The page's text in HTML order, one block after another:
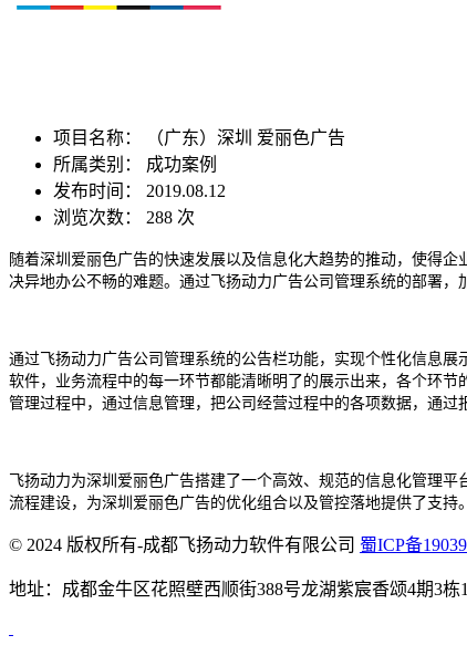
项目名称：
（广东）深圳 爱丽色广告
所属类别： 成功案例
发布时间： 2019.08.12
浏览次数： 288 次
随着深圳爱丽色广告的快速发展以及信息化大趋势的推动，使得
决异地办公不畅的难题。通过飞扬动力广告公司管理系统的部署
通过飞扬动力广告公司管理系统的公告栏功能，实现个性化信息
软件，业务流程中的每一环节都能清晰明了的展示出来，各个环
管理过程中，通过信息管理，把公司经营过程中的各项数据，通
飞扬动力为深圳爱丽色广告搭建了一个高效、规范的信息化管理
流程建设，为深圳爱丽色广告的优化组合以及管控落地提供了支持。
© 2024 版权所有-成都飞扬动力软件有限公司 蜀ICP备
地址：成都金牛区花照壁西顺街388号龙湖紫宸香颂4期3栋